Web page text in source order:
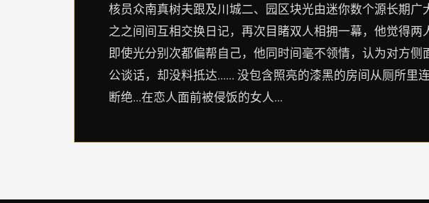
核员众南真树夫跟及川城二、园区块光由迷你数个源长期
之之间间互相交换日记，再次目睹双人相拥一幕，他觉得
即使光分别次都偏帮自己，他同时间毫不领情，认为对方
公谈话，却没料抵达...... 没包含照亮的漆黑的房间从厕所里
断绝...在恋人面前被侵饭的女人...